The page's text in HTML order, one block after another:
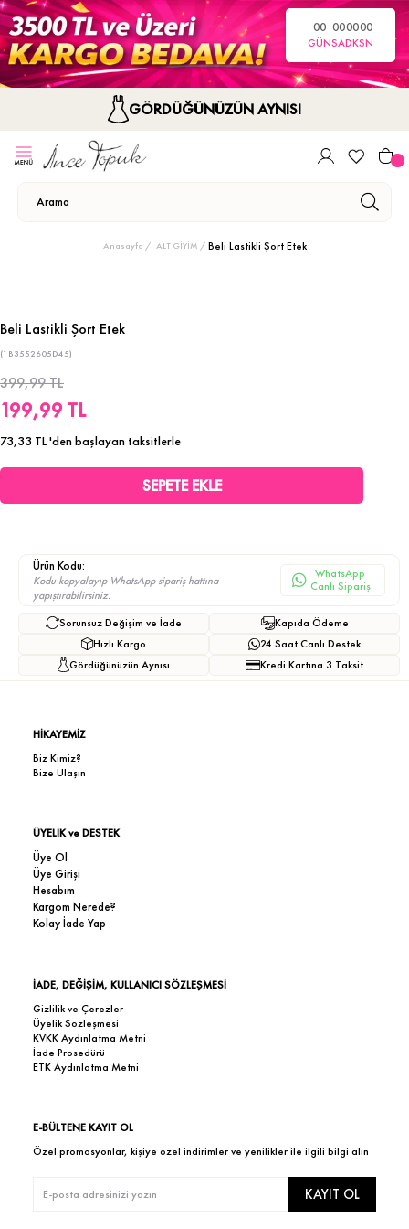
00
GÜN
00
SA
00
DK
00
SN
GÖRDÜĞÜNÜZÜN AYNISI
Anasayfa ALT GİYİM Beli Lastikli Şort Etek
Beli Lastikli Şort Etek
(1B3552605D45)
399,99 TL
199,99 TL
73,33 TL'den başlayan taksitlerle
Ürün Kodu:
Kodu kopyalayıp WhatsApp sipariş hattına
yapıştırabilirsiniz.
WhatsApp
Canlı Sipariş
Sorunsuz Değişim ve İade
Hızlı Kargo
Gördüğünüzün Aynısı
Kapıda Ödeme
24 Saat Canlı Destek
Kredi Kartına 3 Taksit
HİKAYEMİZ
Biz Kimiz?
Bize Ulaşın
ÜYELİK ve DESTEK
Üye Ol
Üye Girişi
Hesabım
Kargom Nerede?
Kolay İade Yap
İADE, DEĞİŞİM, KULLANICI SÖZLEŞMESİ
Gizlilik ve Çerezler
Üyelik Sözleşmesi
KVKK Aydınlatma Metni
İade Prosedürü
ETK Aydınlatma Metni
E-BÜLTENE KAYIT OL
Özel promosyonlar, kişiye özel indirimler ve yenilikler ile ilgili bilgi alın
KAYIT OL